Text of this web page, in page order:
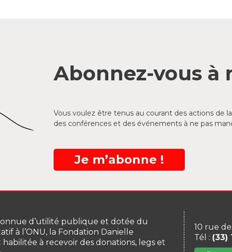
Abonnez-vous
Vous voulez être tenus au courant des actions de
des conférences et des événements à ne pas
Je m’abonne !
d’utilité publique et dotée du
à l’ONU, la Fondation Danielle
à recevoir des donations, legs et
10 rue
Tél : (33)